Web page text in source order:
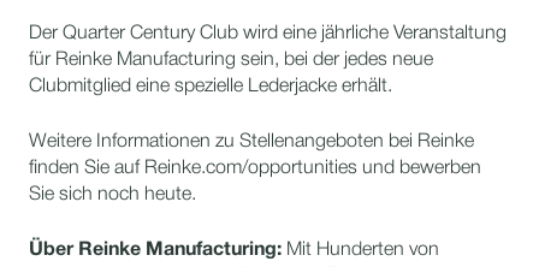
Der Quarter Century Club wird eine jährliche Veranstaltung
für Reinke Manufacturing sein, bei der jedes neue
Clubmitglied eine spezielle Lederjacke erhält.
Weitere Informationen zu Stellenangeboten bei Reinke
finden Sie auf Reinke.com/opportunities und bewerben
Sie sich noch heute.
Über Reinke Manufacturing: Mit Hunderten von